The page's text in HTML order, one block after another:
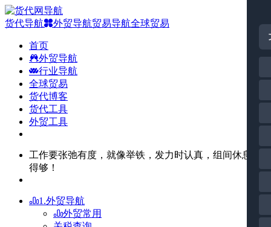
货代导航 外贸导航贸易导航全球贸易
首页
外贸导航
行业导航
全球贸易
货代博客
货代工具
外贸工具
工作要张弛有度，就像举铁，发力时认真，组间休息也
得够！
1.外贸导航
外贸常用